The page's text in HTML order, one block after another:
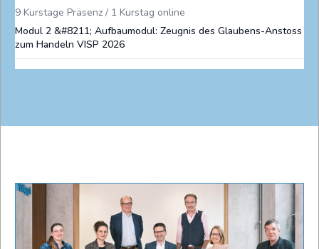
9 Kurstage Präsenz / 1 Kurstag online
Modul 2 &#8211; Aufbaumodul: Zeugnis des Glaubens-Anstoss
zum Handeln VISP 2026